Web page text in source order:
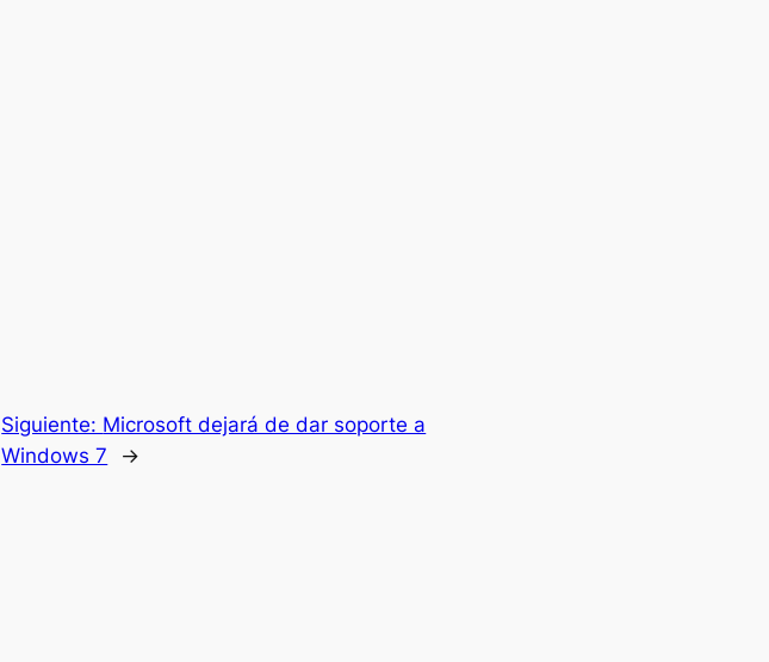
Siguiente: Microsoft dejará de dar soporte a
Windows 7
→